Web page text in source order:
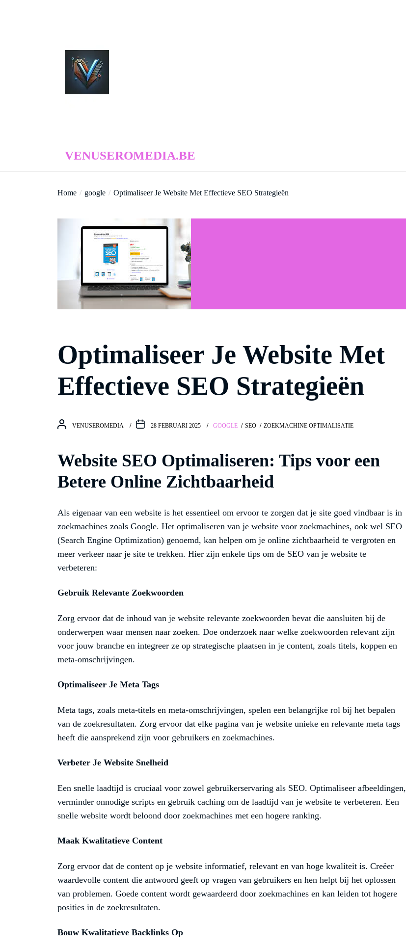
venuseromedia.be
VENUSEROMEDIA.BE
Home google Optimaliseer Je Website Met Effectieve SEO Strategieën
Optimaliseer Je Website Met
Effectieve SEO Strategieën
VENUSEROMEDIA 28 FEBRUARI 2025 GOOGLE SEO ZOEKMACHINE OPTIMALISATIE
Website SEO Optimaliseren: Tips voor een
Betere Online Zichtbaarheid
Als eigenaar van een website is het essentieel om ervoor te zorgen dat je site goed vindbaar is in
zoekmachines zoals Google. Het optimaliseren van je website voor zoekmachines, ook wel SEO
(Search Engine Optimization) genoemd, kan helpen om je online zichtbaarheid te vergroten en
meer verkeer naar je site te trekken. Hier zijn enkele tips om de SEO van je website te
verbeteren:
Gebruik Relevante Zoekwoorden
Zorg ervoor dat de inhoud van je website relevante zoekwoorden bevat die aansluiten bij de
onderwerpen waar mensen naar zoeken. Doe onderzoek naar welke zoekwoorden relevant zijn
voor jouw branche en integreer ze op strategische plaatsen in je content, zoals titels, koppen en
meta-omschrijvingen.
Optimaliseer Je Meta Tags
Meta tags, zoals meta-titels en meta-omschrijvingen, spelen een belangrijke rol bij het bepalen
van de zoekresultaten. Zorg ervoor dat elke pagina van je website unieke en relevante meta tags
heeft die aansprekend zijn voor gebruikers en zoekmachines.
Verbeter Je Website Snelheid
Een snelle laadtijd is cruciaal voor zowel gebruikerservaring als SEO. Optimaliseer afbeeldingen,
verminder onnodige scripts en gebruik caching om de laadtijd van je website te verbeteren. Een
snelle website wordt beloond door zoekmachines met een hogere ranking.
Maak Kwalitatieve Content
Zorg ervoor dat de content op je website informatief, relevant en van hoge kwaliteit is. Creëer
waardevolle content die antwoord geeft op vragen van gebruikers en hen helpt bij het oplossen
van problemen. Goede content wordt gewaardeerd door zoekmachines en kan leiden tot hogere
posities in de zoekresultaten.
Bouw Kwalitatieve Backlinks Op